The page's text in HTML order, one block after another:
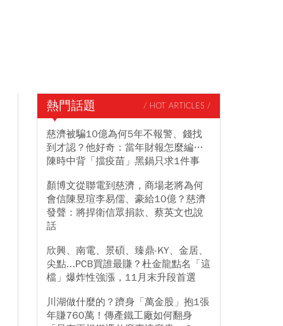
熱門話題 / HOT ARTICLES /
慈濟被騙10億為何5年不報警、錢找
到才認？他好奇：當年財報怎麼編…
陳時中背「擋疫苗」黑鍋只求1件事
顏博文從聯電到慈濟，商場老將為何
會信陳昱瑄李易儒、豪給10億？慈濟
發聲：將捍衛信眾捐款、蔡英文也說
話
欣興、南電、景碩、臻鼎-KY、金居、
尖點...PCB買誰最賺？杜金龍點名「這
檔」爆炸性強漲，11月末升段首選
川湖做什麼的？躋身「萬金股」抱1張
年賺760萬！傳產鐵工廠如何翻身